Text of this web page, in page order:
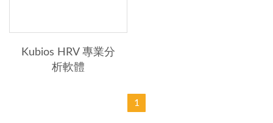
Kubios HRV 專業分
析軟體
1